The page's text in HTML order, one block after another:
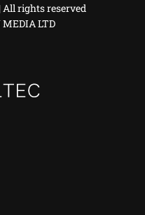
All rights reserved
MEDIA LTD